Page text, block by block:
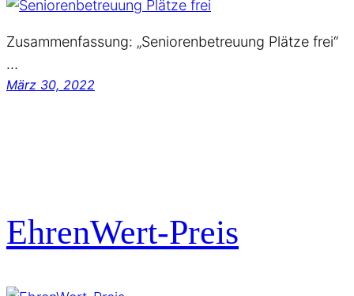
Zusammenfassung: „Seniorenbetreuung Plätze frei“
…
März 30, 2022
EhrenWert-Preis